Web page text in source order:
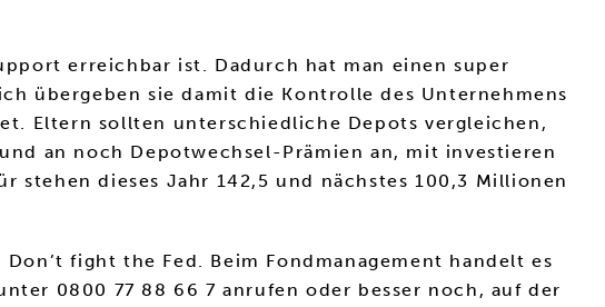
erreichbar ist. Dadurch hat man einen super
übergeben sie damit die Kontrolle des Unternehmens
Eltern sollten unterschiedliche Depots vergleichen,
an noch Depotwechsel-Prämien an, mit investieren
stehen dieses Jahr 142,5 und nächstes 100,3 Millionen
fight the Fed. Beim Fondmanagement handelt es
0800 77 88 66 7 anrufen oder besser noch, auf der